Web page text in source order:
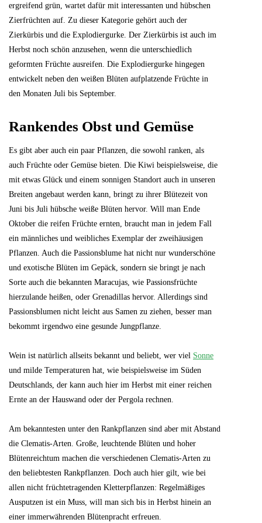
ergreifend grün, wartet dafür mit interessanten und hübschen
Zierfrüchten auf. Zu dieser Kategorie gehört auch der
Zierkürbis und die Explodiergurke. Der Zierkürbis ist auch im
Herbst noch schön anzusehen, wenn die unterschiedlich
geformten Früchte ausreifen. Die Explodiergurke hingegen
entwickelt neben den weißen Blüten aufplatzende Früchte in
den Monaten Juli bis September.
Rankendes Obst und Gemüse
Es gibt aber auch ein paar Pflanzen, die sowohl ranken, als
auch Früchte oder Gemüse bieten. Die Kiwi beispielsweise, die
mit etwas Glück und einem sonnigen Standort auch in unseren
Breiten angebaut werden kann, bringt zu ihrer Blütezeit von
Juni bis Juli hübsche weiße Blüten hervor. Will man Ende
Oktober die reifen Früchte ernten, braucht man in jedem Fall
ein männliches und weibliches Exemplar der zweihäusigen
Pflanzen. Auch die Passionsblume hat nicht nur wunderschöne
und exotische Blüten im Gepäck, sondern sie bringt je nach
Sorte auch die bekannten Maracujas, wie Passionsfrüchte
hierzulande heißen, oder Grenadillas hervor. Allerdings sind
Passionsblumen nicht leicht aus Samen zu ziehen, besser man
bekommt irgendwo eine gesunde Jungpflanze.
Wein ist natürlich allseits bekannt und beliebt, wer viel Sonne
und milde Temperaturen hat, wie beispielsweise im Süden
Deutschlands, der kann auch hier im Herbst mit einer reichen
Ernte an der Hauswand oder der Pergola rechnen.
Am bekanntesten unter den Rankpflanzen sind aber mit Abstand
die Clematis-Arten. Große, leuchtende Blüten und hoher
Blütenreichtum machen die verschiedenen Clematis-Arten zu
den beliebtesten Rankpflanzen. Doch auch hier gilt, wie bei
allen nicht früchtetragenden Kletterpflanzen: Regelmäßiges
Ausputzen ist ein Muss, will man sich bis in Herbst hinein an
einer immerwährenden Blütenpracht erfreuen.